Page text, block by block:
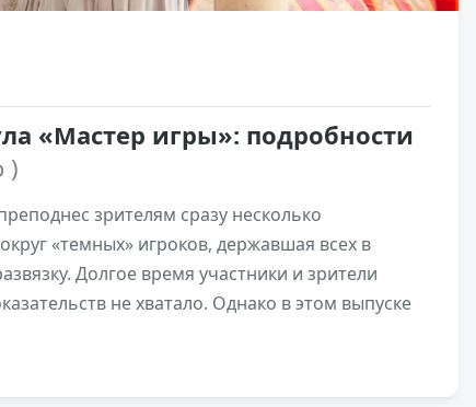
«Мастер игры»: подробности
)
зрителям сразу несколько
«темных» игроков, державшая всех в
Долгое время участники и зрители
не хватало. Однако в этом выпуске